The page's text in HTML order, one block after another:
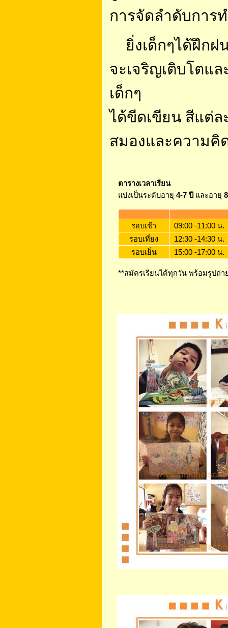
การจัดลำดับการ
ยิ่งเด็กๆได้ฝึกฝ
จะเจริญเติบโตแ
เด็กๆ
ได้ขีดเขียน สีแต่ล
สมองและความคิ
ตารางเวลาเรียน
แบ่งเป็นระดับอายุ 4-7 ปี และอายุ
รอบเช้า
09:00 -11:00 น.
รอบเที่ยง
12:30 -14:30 น.
รอบเย็น
15:00 -17:00 น.
**สมัครเรียนได้ทุกวัน พร้อมรูปถ่า